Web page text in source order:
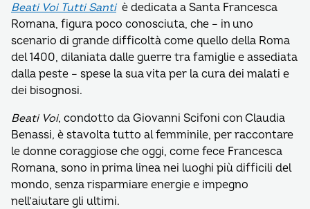
Beati Voi Tutti Santi è dedicata a Santa Francesca
Romana, figura poco conosciuta, che – in uno
scenario di grande difficoltà come quello della Roma
del 1400, dilaniata dalle guerre tra famiglie e assediata
dalla peste – spese la sua vita per la cura dei malati e
dei bisognosi.
Beati Voi, condotto da Giovanni Scifoni con Claudia
Benassi, è stavolta tutto al femminile, per raccontare
le donne coraggiose che oggi, come fece Francesca
Romana, sono in prima linea nei luoghi più difficili del
mondo, senza risparmiare energie e impegno
nell’aiutare gli ultimi.